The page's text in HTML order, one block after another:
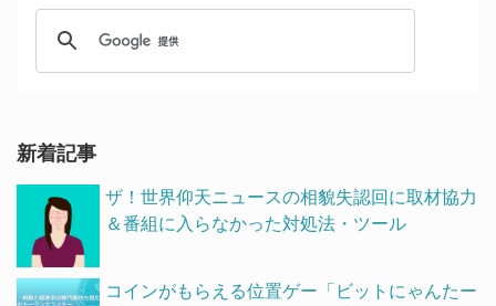
新着記事
ザ！世界仰天ニュースの相貌失認回に取材協力
＆番組に入らなかった対処法・ツール
コインがもらえる位置ゲー「ビットにゃんたー